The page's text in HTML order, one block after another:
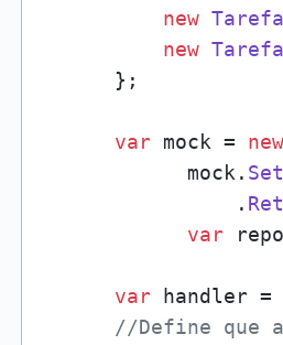
new Tarefa
new Tarefa
      };
var mock = new
            mock.
                .
var repo
var handler =
//Define que